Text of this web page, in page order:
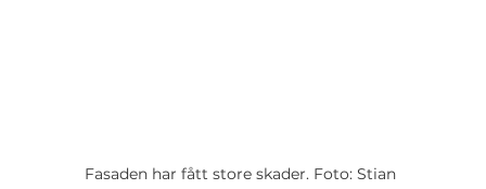
Fasaden har fått store skader. Foto: Stian